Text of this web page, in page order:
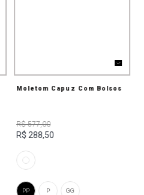
Moletom Capuz Com Bolsos
R$ 577,00
R$ 288,50
GG
P
PP